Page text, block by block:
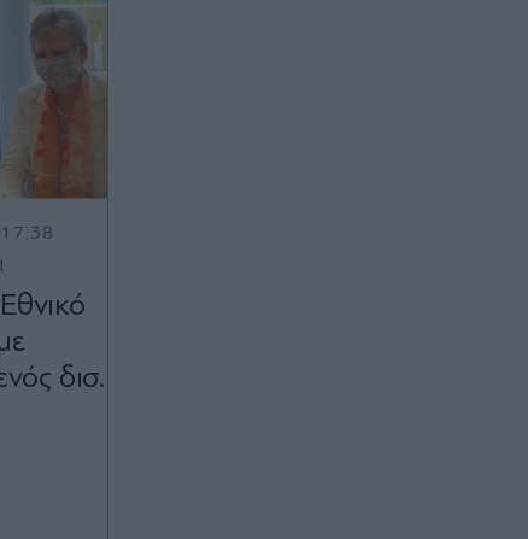
δισ.